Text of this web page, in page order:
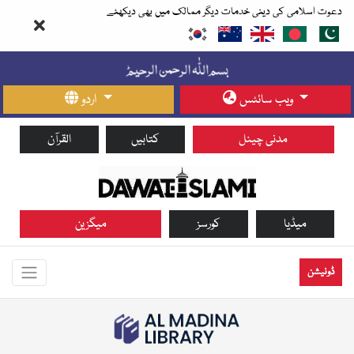
دعوت اسلامی کی دینی خدمات دیگر ممالک میں بھی دیکھئے
اردو ویب سائٹس
القرآن کتابیں مدنی چینل
میگزین کورسز میڈیا
ڈونیشن